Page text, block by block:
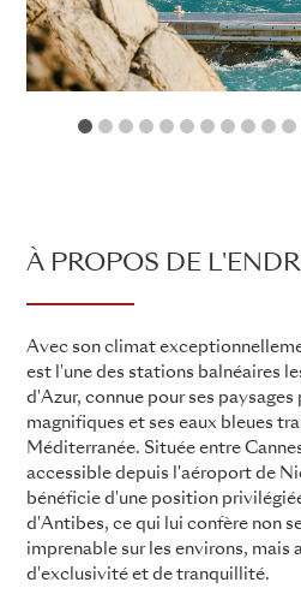
1 2 3 4 5 6 7
À PROPOS DE
Avec son climat
est l'une des stations balnéaires
d'Azur, connue pour ses
magnifiques et ses eaux bleues
Méditerranée. Située entre
accessible depuis l'aéroport de
bénéficie d'une position
d'Antibes, ce qui lui confère non
imprenable sur les environs, mais
d'exclusivité et de tranquillité.